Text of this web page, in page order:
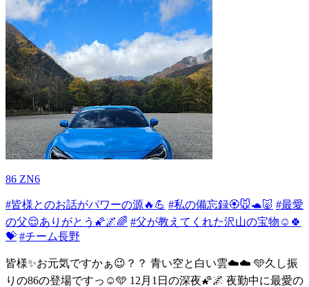
86 ZN6
#皆様とのお話がパワーの源🔥💪 #私の備忘録🏵️🐭🐢🐷 #最愛
の父😌ありがとう🌠🌌🌈 #父が教えてくれた沢山の宝物☺️🍀
💝 #チーム長野
皆様✨お元気ですかぁ😉？？ 青い空と白い雲☁️☁️ 🩵久し振
りの86の登場ですっ☺️🩵 12月1日の深夜🌠🌌 夜勤中に最愛の